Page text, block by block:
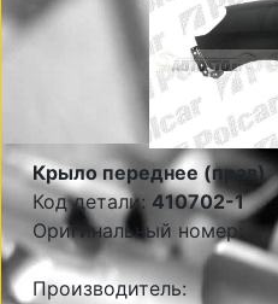
Крыло переднее (прав)
Код детали: 410702-1
Оригинальный номер:
Производитель: